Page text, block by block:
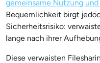
gemeinsame Nutzung
Bequemlichkeit birgt
Sicherheitsrisiko:
lange nach ihrer
Diese verwaisten